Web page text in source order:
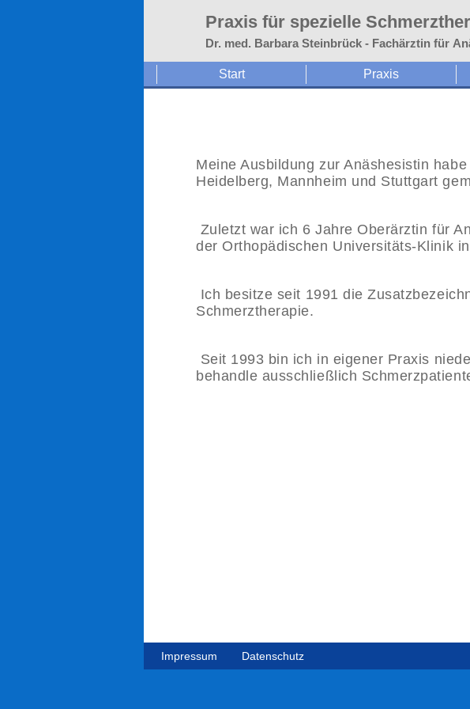
Praxis für spezielle
Dr. med. Barbara Steinbrück - Fachärztin für
Start Praxis
Meine Ausbildung zur Anäshesistin
Heidelberg, Mannheim und Stuttgart
Zuletzt war ich 6 Jahre Oberärztin für
der Orthopädischen Universitäts-Klinik
Ich besitze seit 1991 die
Schmerztherapie.
Seit 1993 bin ich in eigener Praxis
behandle ausschließlich
Impressum Datenschutz